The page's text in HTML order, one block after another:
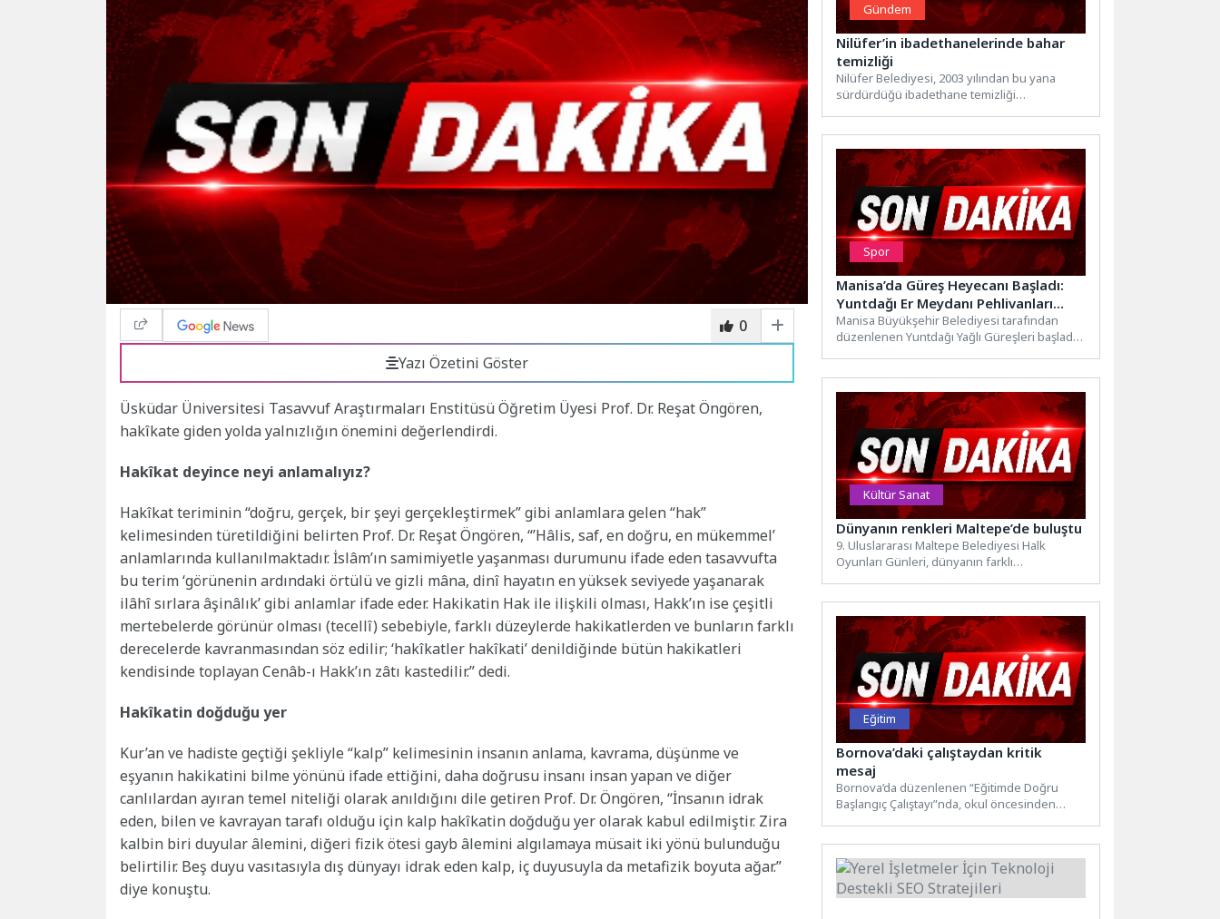
0
Yazı Özetini Göster
Üsküdar Üniversitesi Tasavvuf Araştırmaları Enstitüsü Öğretim Üyesi Prof. Dr. Reşat Öngören,
hakîkate giden yolda yalnızlığın önemini değerlendirdi.
Hakîkat deyince neyi anlamalıyız?
Hakîkat teriminin “doğru, gerçek, bir şeyi gerçekleştirmek” gibi anlamlara gelen “hak”
kelimesinden türetildiğini belirten Prof. Dr. Reşat Öngören, “’Hâlis, saf, en doğru, en mükemmel’
anlamlarında kullanılmaktadır. İslâm’ın samimiyetle yaşanması durumunu ifade eden tasavvufta
bu terim ‘görünenin ardındaki örtülü ve gizli mâna, dinî hayatın en yüksek seviyede yaşanarak
ilâhî sırlara âşinâlık’ gibi anlamlar ifade eder. Hakikatin Hak ile ilişkili olması, Hakk’ın ise çeşitli
mertebelerde görünür olması (tecellî) sebebiyle, farklı düzeylerde hakikatlerden ve bunların farklı
derecelerde kavranmasından söz edilir; ‘hakîkatler hakîkati’ denildiğinde bütün hakikatleri
kendisinde toplayan Cenâb-ı Hakk’ın zâtı kastedilir.” dedi.
Hakîkatin doğduğu yer
Kur’an ve hadiste geçtiği şekliyle “kalp” kelimesinin insanın anlama, kavrama, düşünme ve
eşyanın hakikatini bilme yönünü ifade ettiğini, daha doğrusu insanı insan yapan ve diğer
canlılardan ayıran temel niteliği olarak anıldığını dile getiren Prof. Dr. Öngören, “İnsanın idrak
eden, bilen ve kavrayan tarafı olduğu için kalp hakîkatin doğduğu yer olarak kabul edilmiştir. Zira
kalbin biri duyular âlemini, diğeri fizik ötesi gayb âlemini algılamaya müsait iki yönü bulunduğu
belirtilir. Beş duyu vasıtasıyla dış dünyayı idrak eden kalp, iç duyusuyla da metafizik boyuta ağar.”
diye konuştu.
Gündem
Nilüfer’in ibadethanelerinde bahar
temizliği
Nilüfer Belediyesi, 2003 yılından bu yana
sürdürdüğü ibadethane temizliği
Spor
Manisa’da Güreş Heyecanı Başladı:
Yuntdağı Er Meydanı Pehlivanları
Ağırlıyor
Manisa Büyükşehir Belediyesi tarafından
düzenlenen Yuntdağı Yağlı Güreşleri başladı.
Kültür Sanat
Dünyanın renkleri Maltepe’de buluştu
9. Uluslararası Maltepe Belediyesi Halk
Oyunları Günleri, dünyanın farklı
Eğitim
Bornova’daki çalıştaydan kritik
mesaj
Bornova’da düzenlenen “Eğitimde Doğru
Başlangıç Çalıştayı”nda, okul öncesinden